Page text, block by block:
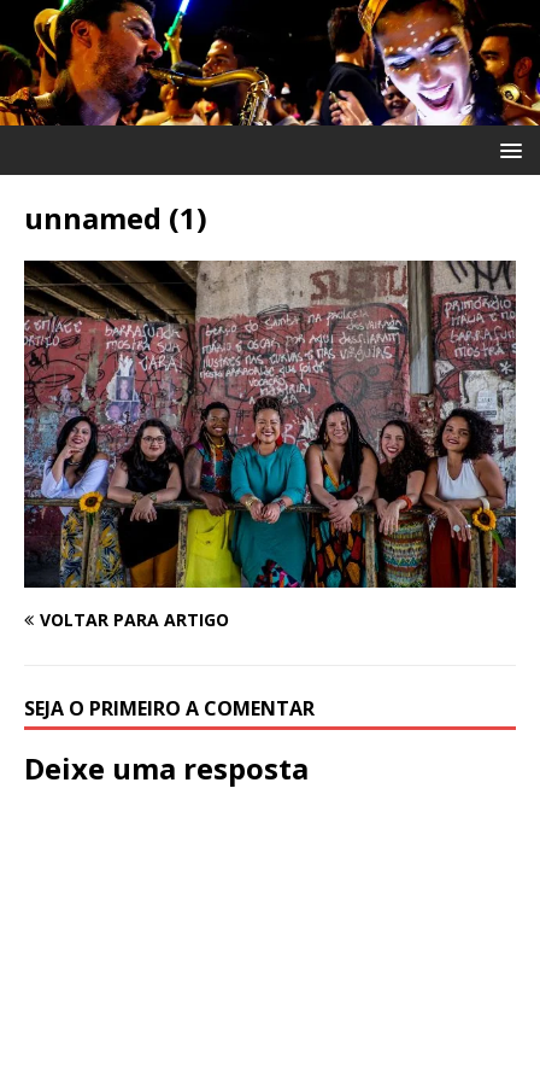
unnamed (1)
VOLTAR PARA ARTIGO
SEJA O PRIMEIRO A COMENTAR
Deixe uma resposta